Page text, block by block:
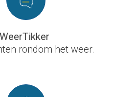
WeerTikker
rondom het weer.